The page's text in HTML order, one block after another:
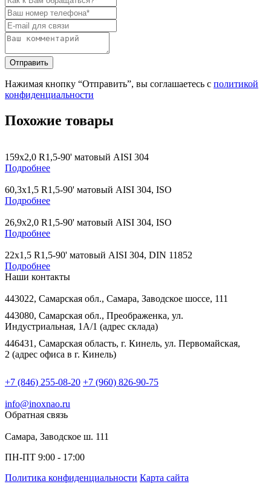
Нажимая кнопку “Отправить”, вы соглашаетесь с политикой
конфиденциальности
Похожие товары
159х2,0 R1,5-90' матовый AISI 304
Подробнее
60,3х1,5 R1,5-90' матовый AISI 304, ISO
Подробнее
26,9х2,0 R1,5-90' матовый AISI 304, ISO
Подробнее
22х1,5 R1,5-90' матовый AISI 304, DIN 11852
Подробнее
Наши контакты
443022, Самарская обл., Самара, Заводское шоссе, 111
443080, Самарская обл., Преображенка, ул.
Индустриальная, 1А/1 (адрес склада)
446431, Самарская область, г. Кинель, ул. Первомайская,
2 (адрес офиса в г. Кинель)
+7 (846) 255-08-20 +7 (960) 826-90-75
info@inoxnao.ru
Обратная связь
Самара, Заводское ш. 111
ПН-ПТ 9:00 - 17:00
Политика конфиденциальности Карта сайта